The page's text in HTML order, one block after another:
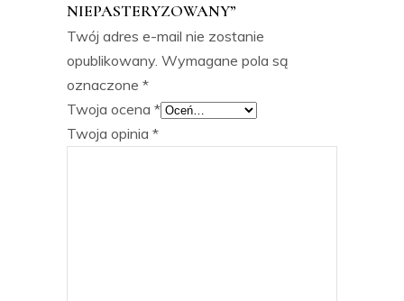
NIEPASTERYZOWANY”
Twój adres e-mail nie zostanie
opublikowany. Wymagane pola są
oznaczone *
Twoja ocena *
Twoja opinia *